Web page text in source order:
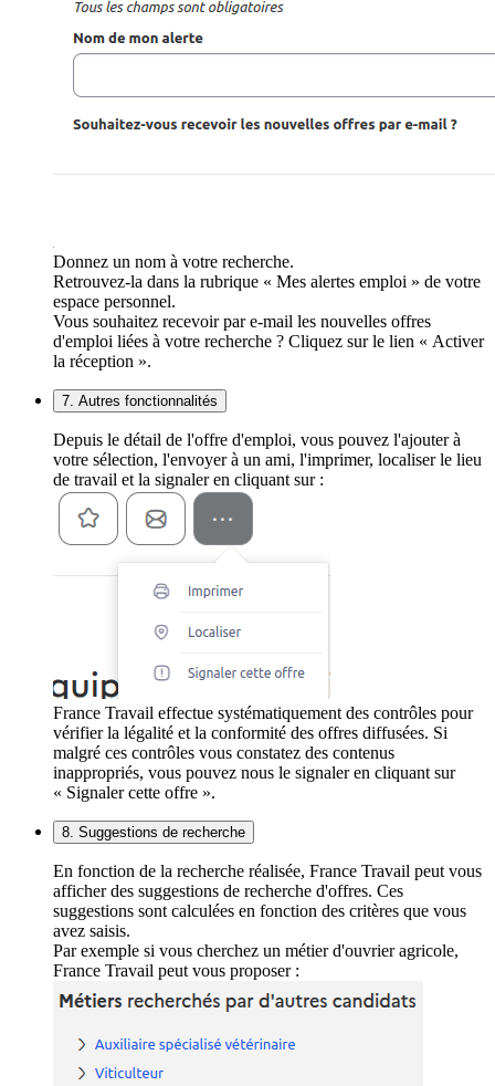
Donnez un nom à votre recherche.
Retrouvez-la dans la rubrique « Mes alertes emploi » de votre
espace personnel.
Vous souhaitez recevoir par e-mail les nouvelles offres
d'emploi liées à votre recherche ? Cliquez sur le lien « Activer
la réception ».
7. Autres fonctionnalités
Depuis le détail de l'offre d'emploi, vous pouvez l'ajouter à
votre sélection, l'envoyer à un ami, l'imprimer, localiser le lieu
de travail et la signaler en cliquant sur :
France Travail effectue systématiquement des contrôles pour
vérifier la légalité et la conformité des offres diffusées. Si
malgré ces contrôles vous constatez des contenus
inappropriés, vous pouvez nous le signaler en cliquant sur
« Signaler cette offre ».
8. Suggestions de recherche
En fonction de la recherche réalisée, France Travail peut vous
afficher des suggestions de recherche d'offres. Ces
suggestions sont calculées en fonction des critères que vous
avez saisis.
Par exemple si vous cherchez un métier d'ouvrier agricole,
France Travail peut vous proposer :